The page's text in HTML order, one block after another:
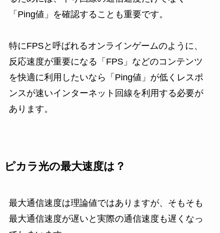
「Ping値」を確認することも重要です。
特にFPSと呼ばれるオンラインゲームのように、
反応速度が重要になる「FPS」などのコンテンツ
を快適に利用したいなら「Ping値」が低くレスポ
ンスが速いインターネット回線を利用する必要が
あります。
ピカラ光の最大速度は？
最大通信速度は理論値ではありますが、そもそも
最大通信速度が遅いと実際の通信速度も遅くなっ